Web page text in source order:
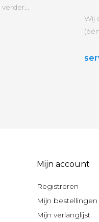
Wij
Mijn account
Registreren
Mijn bestellingen
Mijn verlanglijst